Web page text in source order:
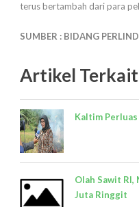
terus bertambah dari para
SUMBER : BIDANG
Artikel Terkait
Kaltim
Olah Sawit RI,
Juta Ringgit